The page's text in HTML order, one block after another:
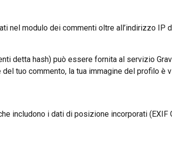
nel modulo dei commenti oltre all’indirizzo
detta hash) può essere fornita al servizio
tuo commento, la tua immagine del profilo
includono i dati di posizione incorporati